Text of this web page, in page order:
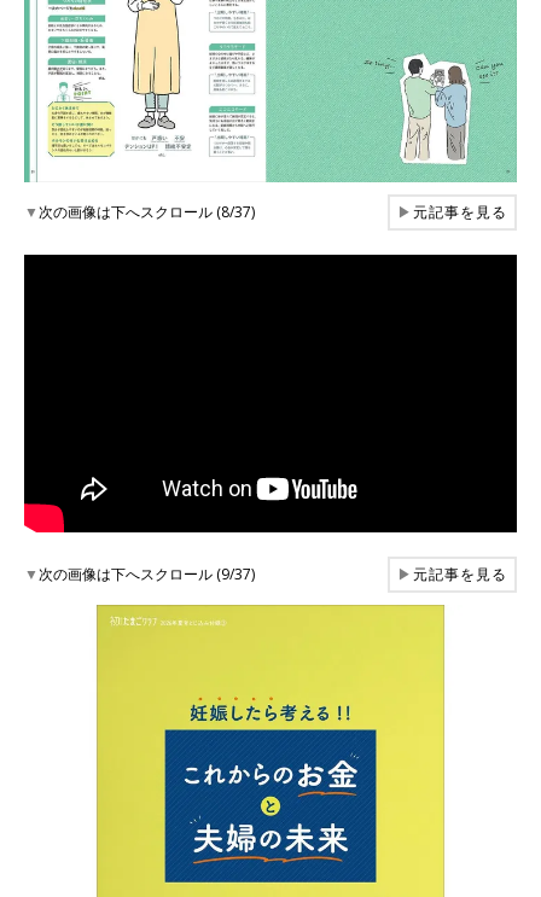
▼次の画像は下へスクロール (8/37) ▶元記事を見る
▼次の画像は下へスクロール (9/37) ▶元記事を見る